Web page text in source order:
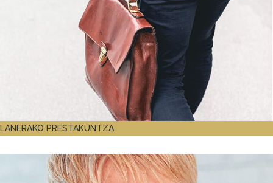
LANERAKO PRESTAKUNTZA